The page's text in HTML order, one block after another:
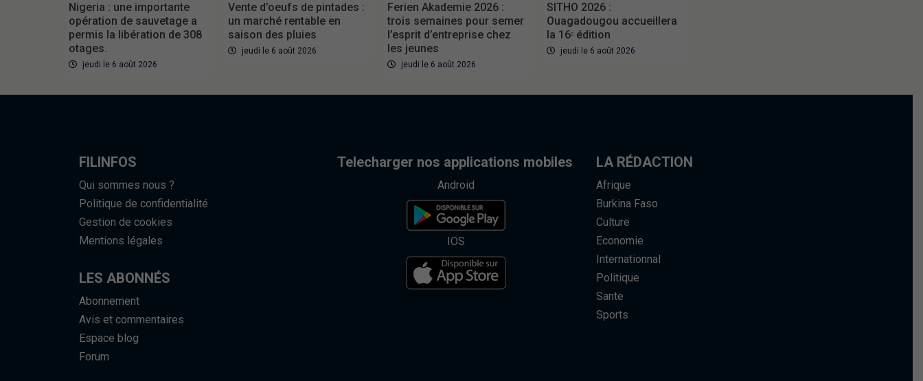
Nigeria : une importante
opération de sauvetage a
permis la libération de 308
otages.
jeudi le 6 août 2026
Vente d’oeufs de pintades :
un marché rentable en
saison des pluies
jeudi le 6 août 2026
Ferien Akademie 2026 :
trois semaines pour semer
l’esprit d’entreprise chez
les jeunes
jeudi le 6 août 2026
SITHO 2026 :
Ouagadougou accueillera
la 16ᵉ édition
jeudi le 6 août 2026
FILINFOS
Qui sommes nous ?
Politique de confidentialité
Gestion de cookies
Mentions légales
LES ABONNÉS
Abonnement
Avis et commentaires
Espace blog
Forum
Telecharger nos applications mobiles
Android
IOS
LA RÉDACTION
Afrique
Burkina Faso
Culture
Economie
Internationnal
Politique
Sante
Sports